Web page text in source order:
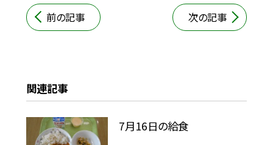
前の記事 次の記事
関連記事
7月16日の給食